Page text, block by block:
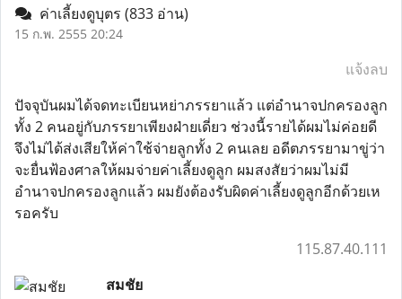
ค่าเลี้ยงดูบุตร (833 อ่าน)
15 ก.พ. 2555 20:24
แจ้งลบ
ปัจจุบันผมได้จดทะเบียนหย่าภรรยาแล้ว แต่อำนาจปกครองลูก
ทั้ง 2 คนอยู่กับภรรยาเพียงฝ่ายเดี่ยว ช่วงนี้รายได้ผมไม่ค่อยดี
จึงไม่ได้ส่งเสียให้ค่าใช้จ่ายลูกทั้ง 2 คนเลย อดีตภรรยามาขู่ว่า
จะยื่นฟ้องศาลให้ผมจ่ายค่าเลี้ยงดูลูก ผมสงสัยว่าผมไม่มี
อำนาจปกครองลูกแล้ว ผมยังต้องรับผิดค่าเลี้ยงดูลูกอีกด้วยเห
รอครับ
115.87.40.111
สมชัย